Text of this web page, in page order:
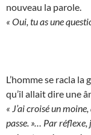
nouveau la parole.
« Oui, tu as une
L’homme se racla
qu’il allait dire une
« J’ai croisé un
passe. »… Par réflexe,